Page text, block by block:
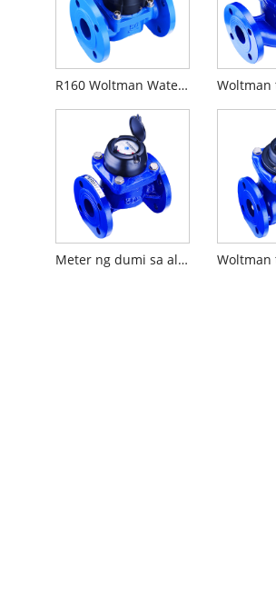
R160 Woltman Water Metro
Meter ng dumi sa alkantarilya